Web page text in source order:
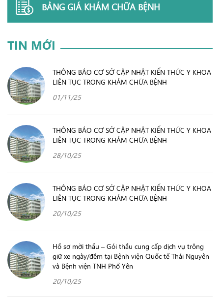
BẢNG GIÁ KHÁM CHỮA BỆNH
TIN MỚI
THÔNG BÁO CƠ SỞ CẬP NHẬT KIẾN THỨC Y KHOA
LIÊN TỤC TRONG KHÁM CHỮA BỆNH
01/11/25
THÔNG BÁO CƠ SỞ CẬP NHẬT KIẾN THỨC Y KHOA
LIÊN TỤC TRONG KHÁM CHỮA BỆNH
28/10/25
THÔNG BÁO CƠ SỞ CẬP NHẬT KIẾN THỨC Y KHOA
LIÊN TỤC TRONG KHÁM CHỮA BỆNH
20/10/25
Hồ sơ mời thầu – Gói thầu cung cấp dịch vụ trông
giữ xe ngày/đêm tại Bệnh viện Quốc tế Thái Nguyên
và Bệnh viện TNH Phổ Yên
20/10/25